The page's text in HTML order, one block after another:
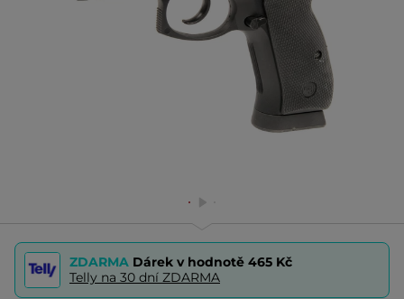
ZDARMA Dárek v hodnotě 465 Kč
Telly na 30 dní ZDARMA